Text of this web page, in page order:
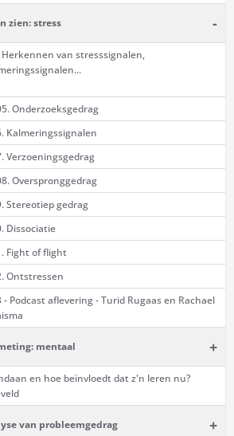
zien: stress -
van stresssignalen,
Onderzoeksgedrag
Kalmeringssignalen
Verzoeningsgedrag
Overspronggedrag
Stereotiep gedrag
Dissociatie
Fight of flight
Ontstressen
- Podcast aflevering - Turid Rugaas en Rachael
mentaal +
en hoe beïnvloedt dat z'n leren nu?
van probleemgedrag +